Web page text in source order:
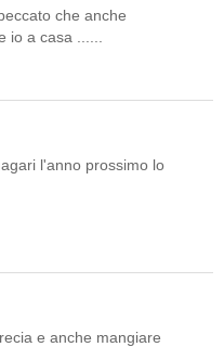
che anche
a casa ......
l'anno prossimo lo
e anche mangiare